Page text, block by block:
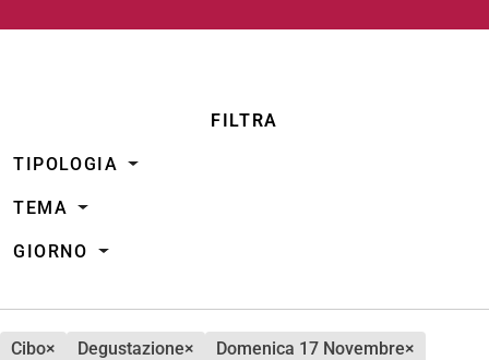
FILTRA
TIPOLOGIA
TEMA
GIORNO
cibo× degustazione× domenica 17 Novembre×